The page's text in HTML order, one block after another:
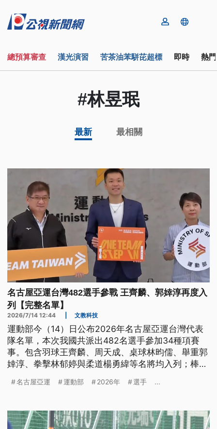
總預算審查 漢光演習 苦茶油苯駢芘超標 即時 熱
#林昱珉
最新 最相關
名古屋亞運台灣482選手參戰 王齊麟、郭婞淳再度入
列【完整名單】
2026/7/14 12:44 文教科技
運動部今（14）日公布2026年名古屋亞運台灣代表
隊名單，本次我國共派出482名選手參加34種項賽
事。包含羽球王齊麟、周天成、桌球林昀儒、舉重郭
婞淳、拳擊林郁婷與柔道楊勇緯等名將均入列；棒球
不過能否順利出賽仍待棒協與球團進行溝通。
名古屋亞運 運動部 2026年 選手 ...